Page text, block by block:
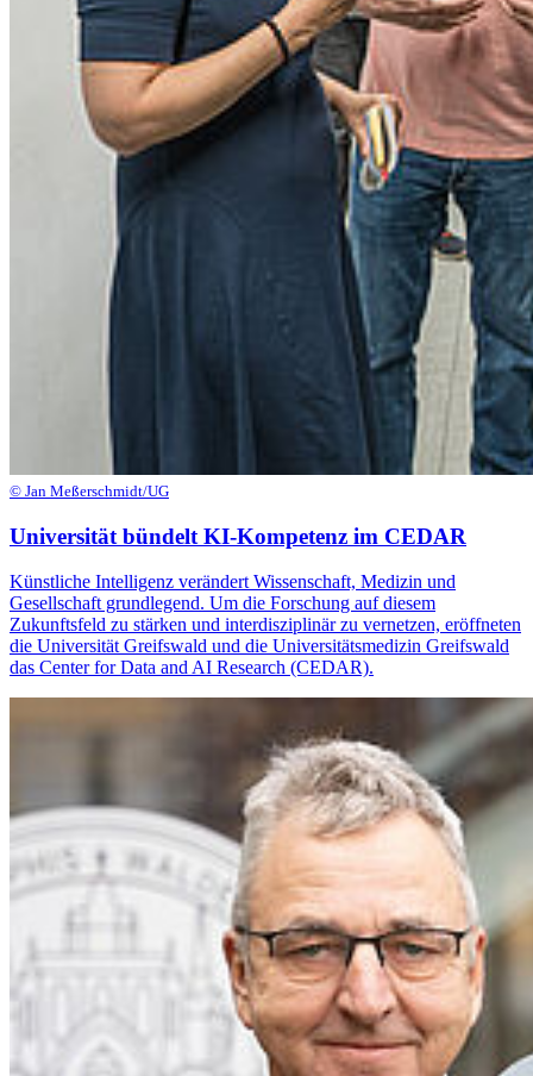
© Jan Meßerschmidt/UG
Universität bündelt KI-Kompetenz im CEDAR
Künstliche Intelligenz verändert Wissenschaft, Medizin und
Gesellschaft grundlegend. Um die Forschung auf diesem
Zukunftsfeld zu stärken und interdisziplinär zu vernetzen, eröffneten
die Universität Greifswald und die Universitätsmedizin Greifswald
das Center for Data and AI Research (CEDAR).